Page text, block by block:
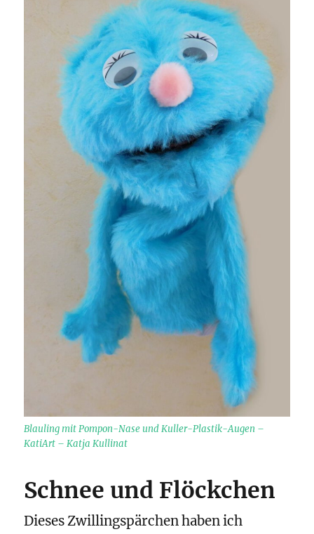
Blauling mit Pompon-Nase und Kuller-Plastik-Augen –
KatiArt – Katja Kullinat
Schnee und Flöckchen
Dieses Zwillingspärchen haben ich